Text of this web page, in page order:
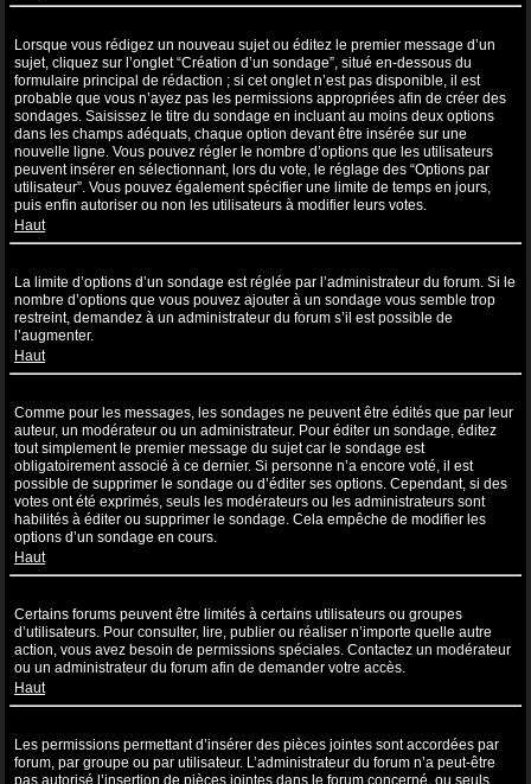
Lorsque vous rédigez un nouveau sujet ou éditez le premier message d’un
sujet, cliquez sur l’onglet “Création d’un sondage”, situé en-dessous du
formulaire principal de rédaction ; si cet onglet n’est pas disponible, il est
probable que vous n’ayez pas les permissions appropriées afin de créer des
sondages. Saisissez le titre du sondage en incluant au moins deux options
dans les champs adéquats, chaque option devant être insérée sur une
nouvelle ligne. Vous pouvez régler le nombre d’options que les utilisateurs
peuvent insérer en sélectionnant, lors du vote, le réglage des “Options par
utilisateur”. Vous pouvez également spécifier une limite de temps en jours,
puis enfin autoriser ou non les utilisateurs à modifier leurs votes.
Haut
La limite d’options d’un sondage est réglée par l’administrateur du forum. Si le
nombre d’options que vous pouvez ajouter à un sondage vous semble trop
restreint, demandez à un administrateur du forum s’il est possible de
l’augmenter.
Haut
Comme pour les messages, les sondages ne peuvent être édités que par leur
auteur, un modérateur ou un administrateur. Pour éditer un sondage, éditez
tout simplement le premier message du sujet car le sondage est
obligatoirement associé à ce dernier. Si personne n’a encore voté, il est
possible de supprimer le sondage ou d’éditer ses options. Cependant, si des
votes ont été exprimés, seuls les modérateurs ou les administrateurs sont
habilités à éditer ou supprimer le sondage. Cela empêche de modifier les
options d’un sondage en cours.
Haut
Certains forums peuvent être limités à certains utilisateurs ou groupes
d’utilisateurs. Pour consulter, lire, publier ou réaliser n’importe quelle autre
action, vous avez besoin de permissions spéciales. Contactez un modérateur
ou un administrateur du forum afin de demander votre accès.
Haut
Les permissions permettant d’insérer des pièces jointes sont accordées par
forum, par groupe ou par utilisateur. L’administrateur du forum n’a peut-être
pas autorisé l’insertion de pièces jointes dans le forum concerné, ou seuls